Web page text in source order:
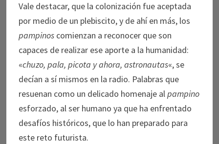
Vale destacar, que la colonización fue aceptada
por medio de un plebiscito, y de ahí en más, los
pampinoscomienzan a reconocer que son
capaces de realizar ese aporte a la humanidad:
«chuzo, pala, picota y ahora, astronautas«, se
decían a sí mismos en la radio. Palabras que
resuenan como un delicado homenaje alpampino
esforzado, al ser humano ya que ha enfrentado
desafíos históricos, que lo han preparado para
este reto futurista.